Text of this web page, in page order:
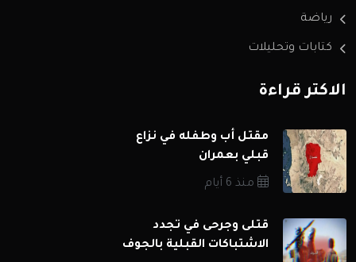
رياضة
كتابات وتحليلات
الاكثر قراءة
مقتل أب وطفله في نزاع
قبلي بعمران
منذ 6 أيام
قتلى وجرحى في تجدد
الاشتباكات القبلية بالجوف